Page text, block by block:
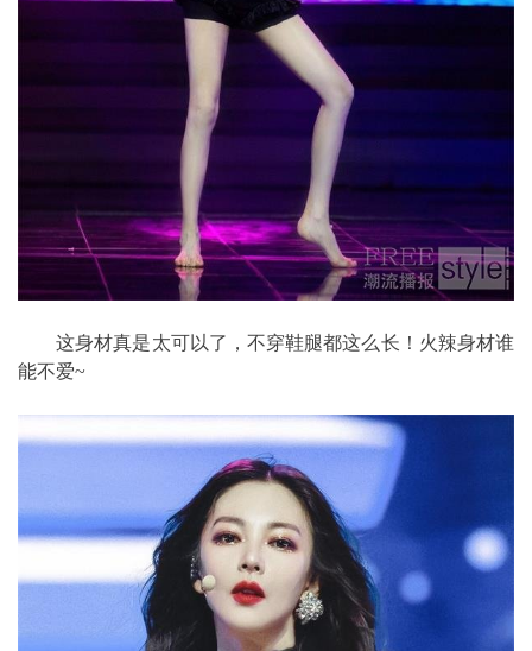
这身材真是太可以了，不穿鞋腿都这么长！火辣身材谁
能不爱~